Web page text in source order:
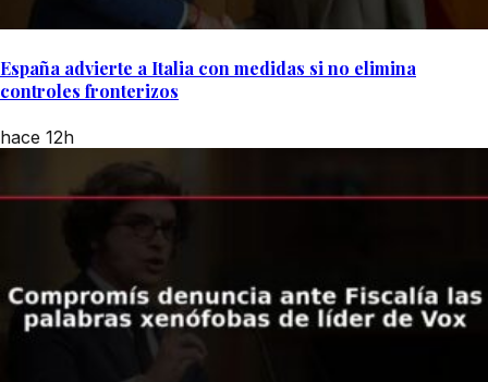
España advierte a Italia con medidas si no elimina
controles fronterizos
hace 12h